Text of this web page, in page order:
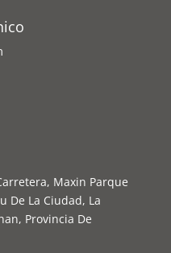
Maxin Parque
De La Ciudad, La
Provincia De